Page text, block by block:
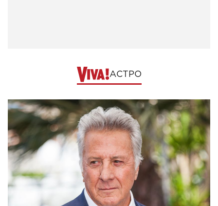
АСТРО